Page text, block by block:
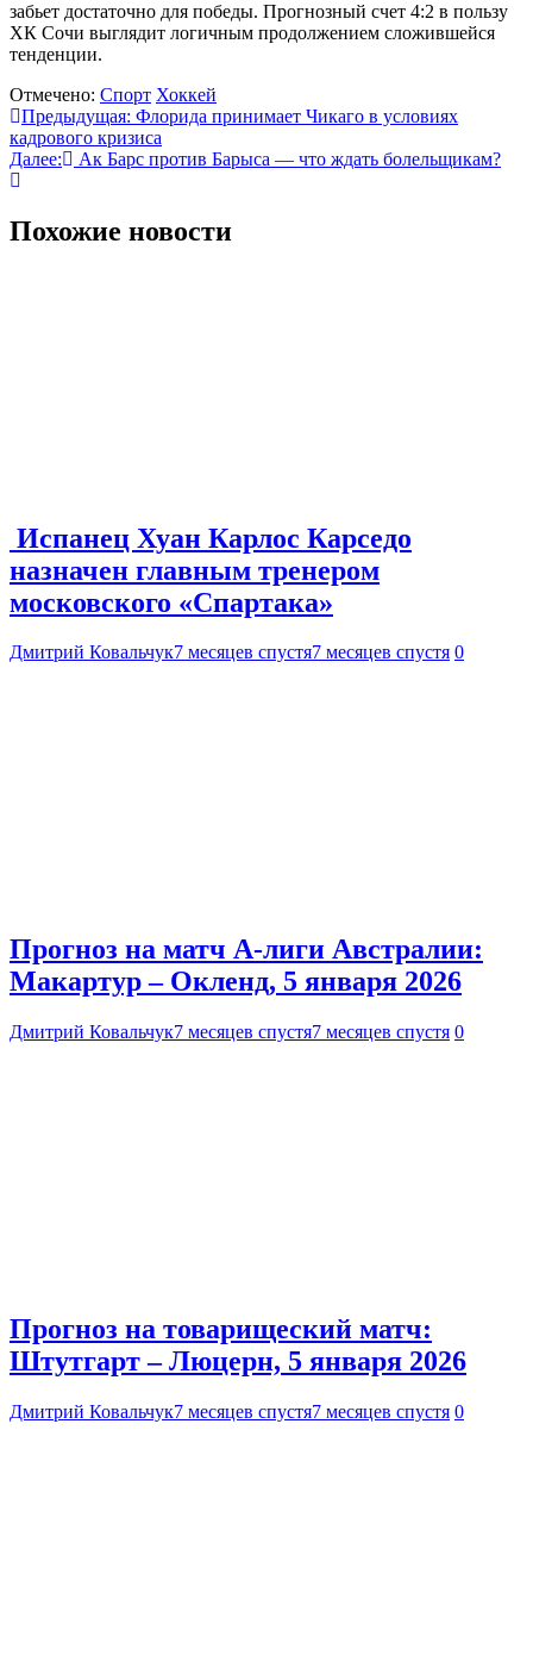
забьет достаточно для победы. Прогнозный счет 4:2 в пользу
ХК Сочи выглядит логичным продолжением сложившейся
тенденции.
Отмечено: Спорт Хоккей
Навигация
по
записям
Предыдущая: Флорида принимает Чикаго в условиях
кадрового кризиса
Далее:
Ак Барс против Барыса — что ждать болельщикам?
Похожие новости
Испанец Хуан Карлос Карседо
назначен главным тренером
московского «Спартака»
Дмитрий Ковальчук7 месяцев спустя7 месяцев спустя 0
Прогноз на матч А-лиги Австралии:
Макартур – Окленд, 5 января 2026
Дмитрий Ковальчук7 месяцев спустя7 месяцев спустя 0
Прогноз на товарищеский матч:
Штутгарт – Люцерн, 5 января 2026
Дмитрий Ковальчук7 месяцев спустя7 месяцев спустя 0